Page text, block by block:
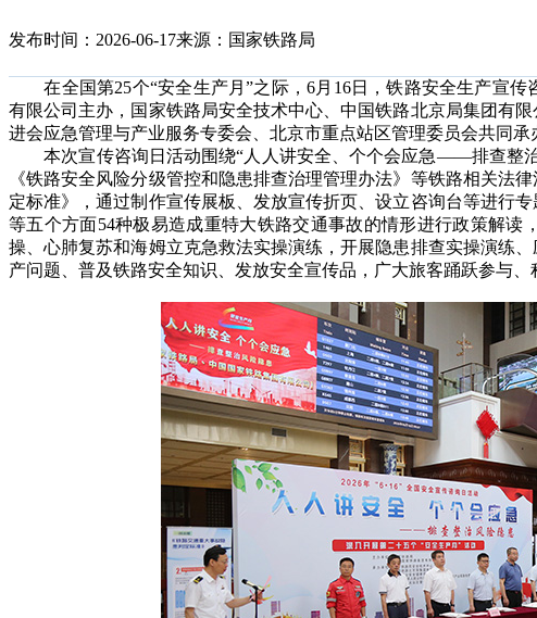
发布时间：2026-06-17来源：国家铁路局
在全国第25个“安全生产月”之际，6月16日，铁路安全生产宣传
有限公司主办，国家铁路局安全技术中心、中国铁路北京局集团有
进会应急管理与产业服务专委会、北京市重点站区管理委员会共同承
本次宣传咨询日活动围绕“人人讲安全、个个会应急——排查整治
《铁路安全风险分级管控和隐患排查治理管理办法》等铁路相关法
定标准》，通过制作宣传展板、发放宣传折页、设立咨询台等进行
等五个方面54种极易造成重特大铁路交通事故的情形进行政策解
操、心肺复苏和海姆立克急救法实操演练，开展隐患排查实操演练
产问题、普及铁路安全知识、发放安全宣传品，广大旅客踊跃参与